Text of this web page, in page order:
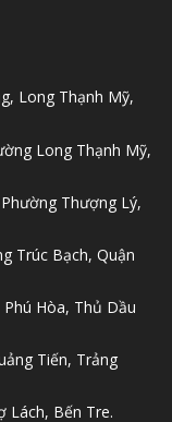
Long Thạnh Mỹ,
Long Thạnh Mỹ,
Thượng Lý,
Trúc Bạch, Quận
Hòa, Thủ Dầu
Tiến, Trảng
Lách, Bến Tre.